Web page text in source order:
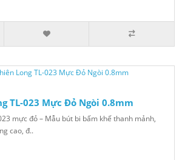
TL-023 Mực Đỏ Ngòi 0.8mm
mực đỏ – Mẫu bút bi bấm khế thanh mảnh,
cao, đ..